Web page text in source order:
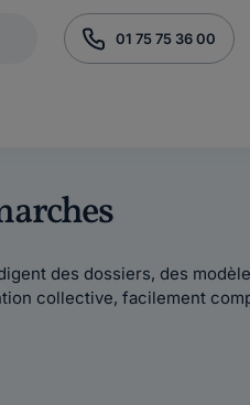
01 75 75 36 00
des dossiers, des
collective, facilement